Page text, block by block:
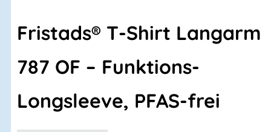
Fristads® T-Shirt Langarm
787 OF – Funktions-
Longsleeve, PFAS-frei